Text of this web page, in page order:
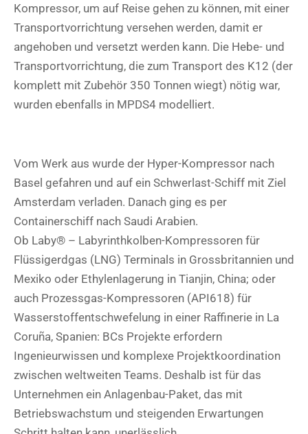
Kompressor, um auf Reise gehen zu können, mit einer
Transportvorrichtung versehen werden, damit er
angehoben und versetzt werden kann. Die Hebe- und
Transportvorrichtung, die zum Transport des K12 (der
komplett mit Zubehör 350 Tonnen wiegt) nötig war,
wurden ebenfalls in MPDS4 modelliert.
Vom Werk aus wurde der Hyper-Kompressor nach
Basel gefahren und auf ein Schwerlast-Schiff mit Ziel
Amsterdam verladen. Danach ging es per
Containerschiff nach Saudi Arabien.
Ob Laby® – Labyrinthkolben-Kompressoren für
Flüssigerdgas (LNG) Terminals in Grossbritannien und
Mexiko oder Ethylenlagerung in Tianjin, China; oder
auch Prozessgas-Kompressoren (API618) für
Wasserstoffentschwefelung in einer Raffinerie in La
Coruña, Spanien: BCs Projekte erfordern
Ingenieurwissen und komplexe Projektkoordination
zwischen weltweiten Teams. Deshalb ist für das
Unternehmen ein Anlagenbau-Paket, das mit
Betriebswachstum und steigenden Erwartungen